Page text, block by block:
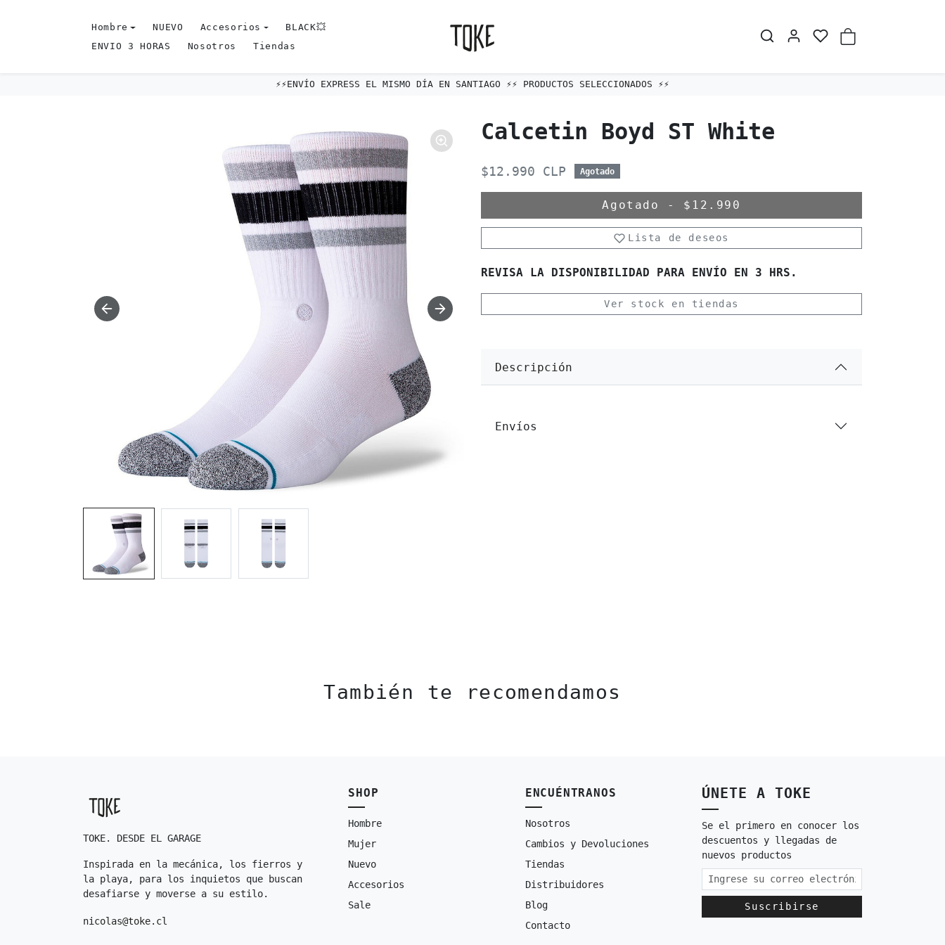
Hombre NUEVO Accesorios
BLACK💥
ENVIO 3 HORAS
Nosotros Tiendas
⚡️⚡️ENVÍO EXPRESS EL MISMO DÍA EN SANTIAGO ⚡️⚡️ PRODUCTOS SELECCIONADOS ⚡️⚡️
Calcetin Boyd ST White
$12.990 CLP Agotado
Agotado - $12.990
Lista de deseos
REVISA LA DISPONIBILIDAD PARA ENVÍO EN 3 HRS.
Ver stock en tiendas
Descripción
Envíos
También te recomendamos
TOKE. DESDE EL GARAGE
Inspirada en la mecánica, los fierros y
la playa, para los inquietos que buscan
desafiarse y moverse a su estilo.
nicolas@toke.cl
SHOP
Hombre
Mujer
Nuevo
Accesorios
Sale
ENCUÉNTRANOS
Nosotros
Cambios y Devoluciones
Tiendas
Distribuidores
Blog
Contacto
ÚNETE A TOKE
Se el primero en conocer los
descuentos y llegadas de
nuevos productos
Suscribirse